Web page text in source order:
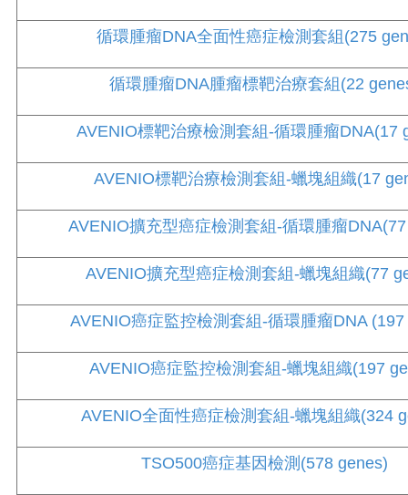
循環腫瘤DNA全面性癌症檢測套組(275
循環腫瘤DNA腫瘤標靶治療套組(22
AVENIO標靶治療檢測套組-循環腫瘤DNA(17
AVENIO標靶治療檢測套組-蠟塊組織(17
AVENIO擴充型癌症檢測套組-循環腫瘤
AVENIO擴充型癌症檢測套組-蠟塊組織(77
AVENIO癌症監控檢測套組-循環腫瘤DNA
AVENIO癌症監控檢測套組-蠟塊組織(197
AVENIO全面性癌症檢測套組-蠟塊組織(324
TSO500癌症基因檢測(578 genes)